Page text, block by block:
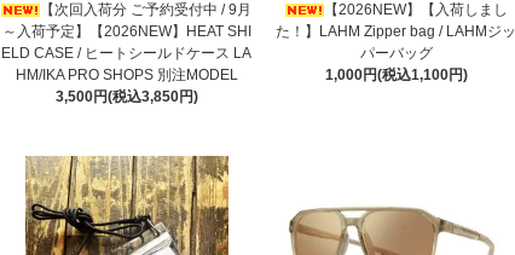
【次回入荷分 ご予約受付中 / 9月
～入荷予定】【2026NEW】HEAT SHI
ELD CASE / ヒートシールドケース LA
HM/IKA PRO SHOPS 別注MODEL
3,500円(税込3,850円)
【2026NEW】【入荷しまし
た！】LAHM Zipper bag / LAHMジッ
パーバッグ
1,000円(税込1,100円)